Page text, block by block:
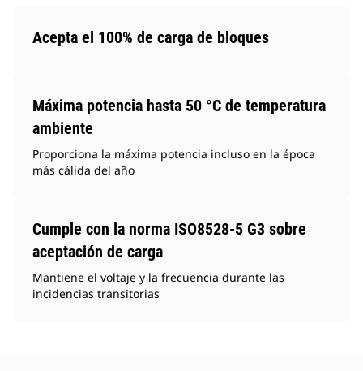
Acepta el 100% de carga de bloques
Máxima potencia hasta 50 °C de temperatura
ambiente
Proporciona la máxima potencia incluso en la época
más cálida del año
Cumple con la norma ISO8528-5 G3 sobre
aceptación de carga
Mantiene el voltaje y la frecuencia durante las
incidencias transitorias